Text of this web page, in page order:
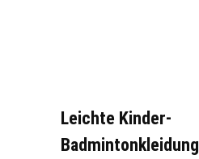
Leichte Kinder-
Badmintonkleidung